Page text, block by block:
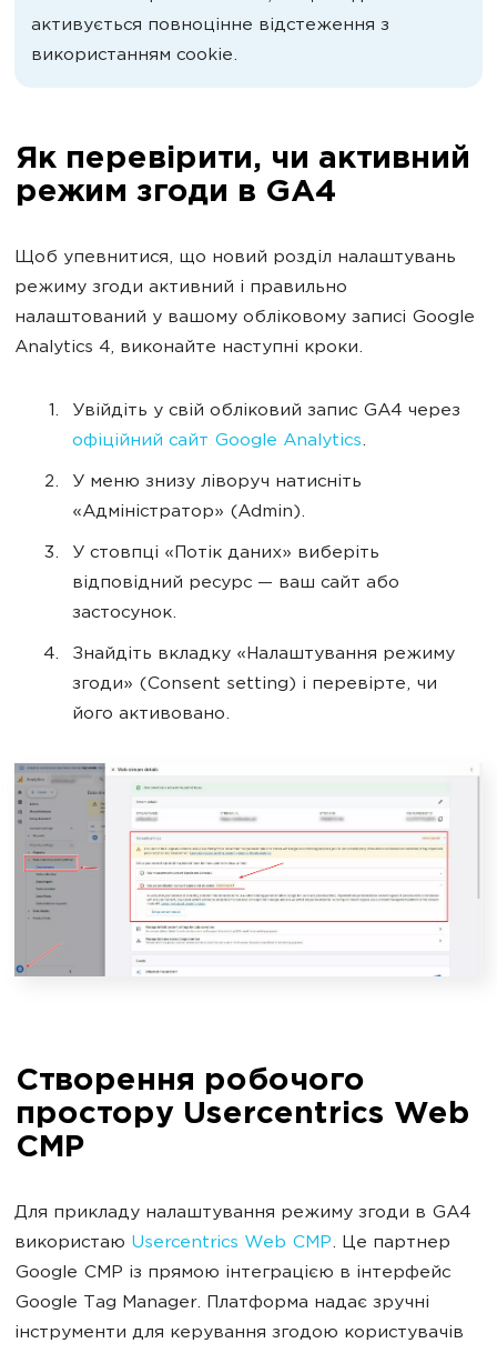
активується повноцінне відстеження з
використанням cookie.
Як перевірити, чи активний
режим згоди в GA4
Щоб упевнитися, що новий розділ налаштувань
режиму згоди активний і правильно
налаштований у вашому обліковому записі Google
Analytics 4, виконайте наступні кроки.
Увійдіть у свій обліковий запис GA4 через
офіційний сайт Google Analytics.
У меню знизу ліворуч натисніть
«Адміністратор» (Admin).
У стовпці «Потік даних» виберіть
відповідний ресурс — ваш сайт або
застосунок.
Знайдіть вкладку «Налаштування режиму
згоди» (Consent setting) і перевірте, чи
його активовано.
Створення робочого
простору Usercentrics Web
CMP
Для прикладу налаштування режиму згоди в GA4
використаю Usercentrics Web CMP. Це партнер
Google CMP із прямою інтеграцією в інтерфейс
Google Tag Manager. Платформа надає зручні
інструменти для керування згодою користувачів